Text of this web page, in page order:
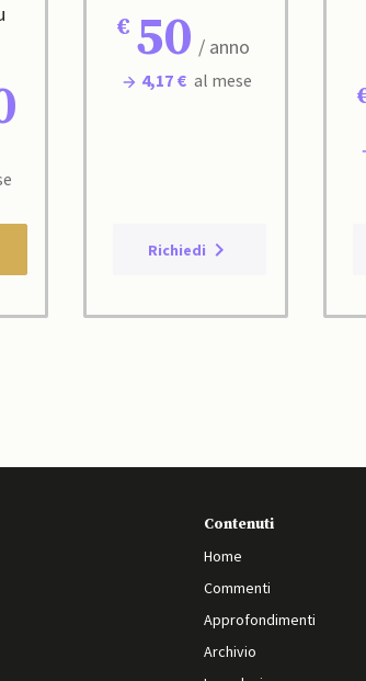
50 / anno
4,17 € al mese
Richiedi
Contenuti
Home
Commenti
Approfondimenti
Archivio